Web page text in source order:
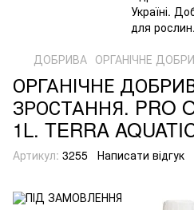
ДОБРИВА ОРГАНІЧНЕ
ОРГАНІЧНЕ
ЗРОСТАННЯ. PRO
1L. TERRA
Артикул: 3255 Написати відгук